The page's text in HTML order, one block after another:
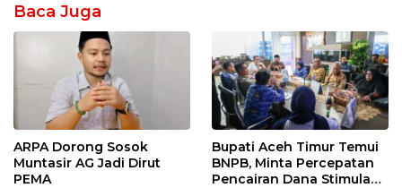
Baca Juga
ARPA Dorong Sosok
Muntasir AG Jadi Dirut
PEMA
Bupati Aceh Timur Temui
BNPB, Minta Percepatan
Pencairan Dana Stimulan